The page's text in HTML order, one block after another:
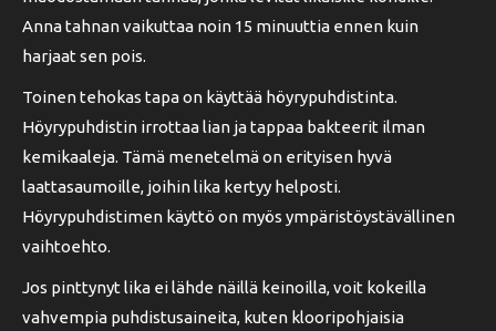
Anna tahnan vaikuttaa noin 15 minuuttia ennen kuin
harjaat sen pois.
Toinen tehokas tapa on käyttää höyrypuhdistinta.
Höyrypuhdistin irrottaa lian ja tappaa bakteerit ilman
kemikaaleja. Tämä menetelmä on erityisen hyvä
laattasaumoille, joihin lika kertyy helposti.
Höyrypuhdistimen käyttö on myös ympäristöystävällinen
vaihtoehto.
Jos pinttynyt lika ei lähde näillä keinoilla, voit kokeilla
vahvempia puhdistusaineita, kuten klooripohjaisia